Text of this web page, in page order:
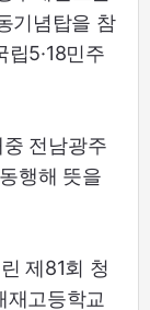
기념탑을 참
5·18민주
전남광주
행해 뜻을
제81회 청
재고등학교